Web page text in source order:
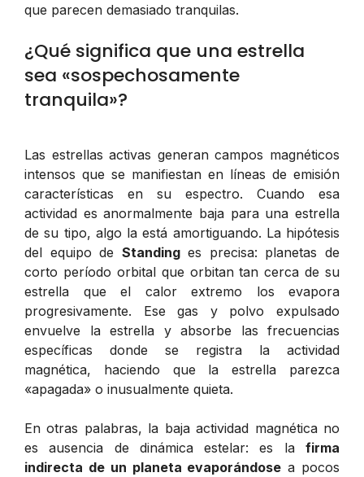
que parecen demasiado tranquilas.
¿Qué significa que una estrella
sea «sospechosamente
tranquila»?
Las estrellas activas generan campos magnéticos
intensos que se manifiestan en líneas de emisión
características en su espectro. Cuando esa
actividad es anormalmente baja para una estrella
de su tipo, algo la está amortiguando. La hipótesis
del equipo de Standinges precisa: planetas de
corto período orbital que orbitan tan cerca de su
estrella que el calor extremo los evapora
progresivamente. Ese gas y polvo expulsado
envuelve la estrella y absorbe las frecuencias
específicas donde se registra la actividad
magnética, haciendo que la estrella parezca
«apagada» o inusualmente quieta.
En otras palabras, la baja actividad magnética no
es ausencia de dinámica estelar: es la firma
indirecta de un planeta evaporándose a pocos